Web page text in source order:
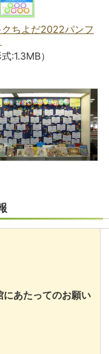
クちよだ2022パンフ
:1.3MB）
にあたってのお願い